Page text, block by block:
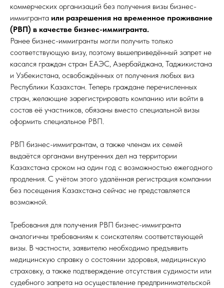
коммерческих организаций без получения визы бизнес-
иммигранта или разрешения на временное проживание
(РВП) в качестве бизнес-иммигранта.
Ранее бизнес-иммигранты могли получить только
соответствующую визу, поэтому вышеприведённый запрет не
касался граждан стран ЕАЭС, Азербайджана, Таджикистана
и Узбекистана, освобождённых от получения любых виз
Республики Казахстан. Теперь граждане перечисленных
стран, желающие зарегистрировать компанию или войти в
состав её участников, обязаны вместо специальной визы
оформить специальное РВП.
РВП бизнес-иммигрантам, а также членам их семей
выдаётся органами внутренних дел на территории
Казахстана сроком на один год с возможностью ежегодного
продления. С учётом этого удалённая регистрация компании
без посещения Казахстана сейчас не представляется
возможной.
Требования для получения РВП бизнес-иммигранта
аналогичны требованиям к соискателям соответствующей
визы. В частности, заявителю необходимо предъявить
медицинскую справку о состоянии здоровья, медицинскую
страховку, а также подтверждение отсутствия судимости или
судебного запрета на осуществление предпринимательской